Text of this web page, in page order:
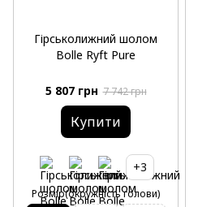
Гірськолижний шолом
Bolle Ryft Pure
5 807 грн 7 742 грн
Купити
+3
Розмір(окружність голови)